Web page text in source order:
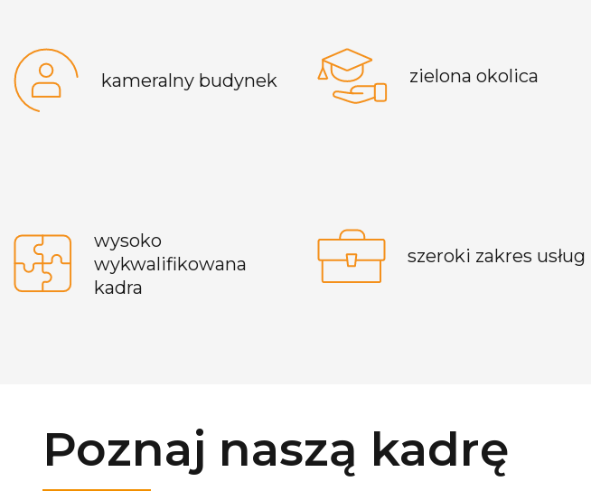
kameralny budynek zielona okolica
wysoko
wykwalifikowana
kadra
szeroki zakres usług
Poznaj naszą kadrę